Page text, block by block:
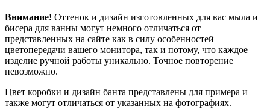
Внимание! Оттенок и дизайн изготовленных для вас мыла и
бисера для ванны могут немного отличаться от
представленных на сайте как в силу особенностей
цветопередачи вашего монитора, так и потому, что каждое
изделие ручной работы уникально. Точное повторение
невозможно.
Цвет коробки и дизайн банта представлены для примера и
также могут отличаться от указанных на фотографиях.